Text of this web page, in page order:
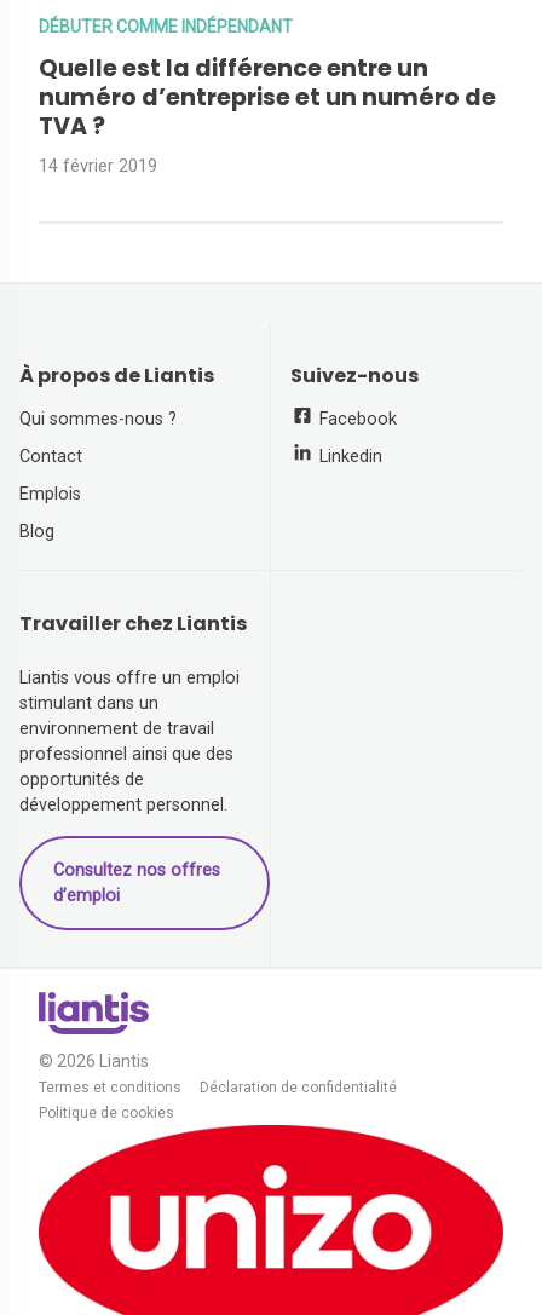
DÉBUTER COMME INDÉPENDANT
Quelle est la différence entre un
numéro d’entreprise et un numéro de
TVA ?
14 février 2019
À propos de Liantis
Qui sommes-nous ?
Contact
Emplois
Blog
Suivez-nous
Facebook
Linkedin
Travailler chez Liantis
Liantis vous offre un emploi
stimulant dans un
environnement de travail
professionnel ainsi que des
opportunités de
développement personnel.
Consultez nos offres
d’emploi
© 2026 Liantis
Termes et conditions
Déclaration de confidentialité
Politique de cookies